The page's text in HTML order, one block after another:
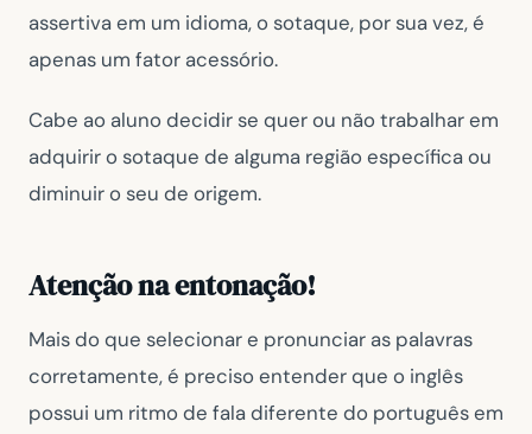
assertiva em um idioma, o sotaque, por sua vez, é
apenas um fator acessório.
Cabe ao aluno decidir se quer ou não trabalhar em
adquirir o sotaque de alguma região específica ou
diminuir o seu de origem.
Atenção na entonação!
Mais do que selecionar e pronunciar as palavras
corretamente, é preciso entender que o inglês
possui um ritmo de fala diferente do português em